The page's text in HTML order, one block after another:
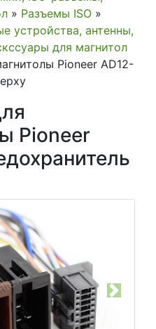
» Разъемы ISO »
устройства, антенны,
для магнитол
Pioneer AD12-
Pioneer
Next